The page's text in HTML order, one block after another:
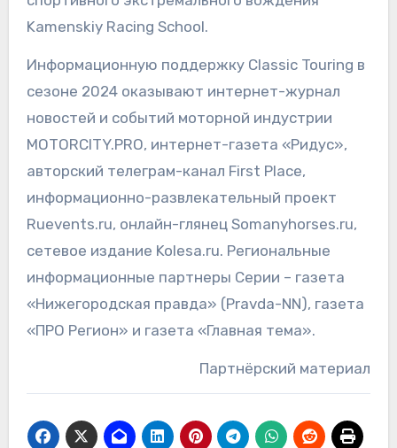
Kamenskiy Racing School.
Информационную поддержку Classic Touring в
сезоне 2024 оказывают интернет-журнал
новостей и событий моторной индустрии
MOTORCITY.PRO, интернет-газета «Ридус»,
авторский телеграм-канал First Place,
информационно-развлекательный проект
Ruevents.ru, онлайн-глянец Somanyhorses.ru,
сетевое издание Kolesa.ru. Региональные
информационные партнеры Серии – газета
«Нижегородская правда» (Pravda-NN), газета
«ПРО Регион» и газета «Главная тема».
Партнёрский материал